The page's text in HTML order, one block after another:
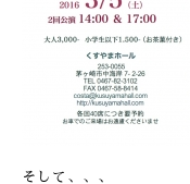
そして、、、